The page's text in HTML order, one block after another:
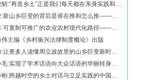
张晓韧:“再造乡土”正是我们每天都在亲身实践和探索的事业——《再造乡土:历史坐标地的
周俊:新山乡巨变的背后是谁在推和怎么推——《再造乡土:历史坐标地的新山乡巨变》新书发
蔡卓:可复制可推广的农业农村现代化路径——《再造乡土:历史坐标地的新山乡巨变》新书发
伟主编《乡村振兴法律制度概论》出版
肖帅:让更多人读懂周立波故里的山乡巨变新时代故事——《再造乡土:历史坐标地的新山乡巨
周小毛:实现了学术话语向大众话语的华丽转身——《再造乡土:历史坐标地的新山乡巨变》新
潘小刚:跨越时空的乡土对话与立足实践的中国故事——《再造乡土:历史坐标地的新山乡巨变